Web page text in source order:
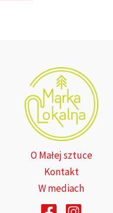
O Małej sztuce
Kontakt
W mediach